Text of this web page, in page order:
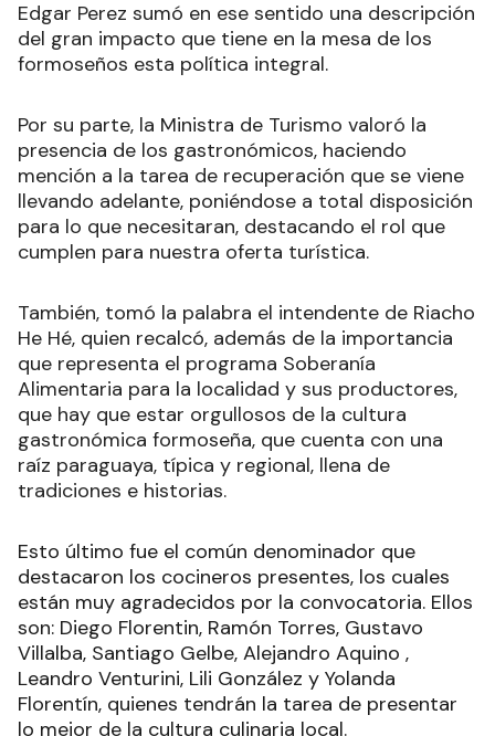
Edgar Perez sumó en ese sentido una descripción
del gran impacto que tiene en la mesa de los
formoseños esta política integral.
Por su parte, la Ministra de Turismo valoró la
presencia de los gastronómicos, haciendo
mención a la tarea de recuperación que se viene
llevando adelante, poniéndose a total disposición
para lo que necesitaran, destacando el rol que
cumplen para nuestra oferta turística.
También, tomó la palabra el intendente de Riacho
He Hé, quien recalcó, además de la importancia
que representa el programa Soberanía
Alimentaria para la localidad y sus productores,
que hay que estar orgullosos de la cultura
gastronómica formoseña, que cuenta con una
raíz paraguaya, típica y regional, llena de
tradiciones e historias.
Esto último fue el común denominador que
destacaron los cocineros presentes, los cuales
están muy agradecidos por la convocatoria. Ellos
son: Diego Florentin, Ramón Torres, Gustavo
Villalba, Santiago Gelbe, Alejandro Aquino ,
Leandro Venturini, Lili González y Yolanda
Florentín, quienes tendrán la tarea de presentar
lo mejor de la cultura culinaria local.